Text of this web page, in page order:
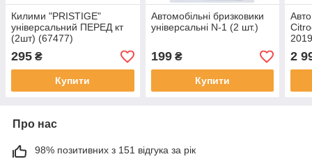
Килими "PRISTIGE"
універсальний ПЕРЕД кт
(2шт) (67477)
295 ₴
Купити
Автомобільні бризковики
універсальні N-1 (2 шт.)
199₴
Купити
2
Про нас
98% позитивних з 151 відгука за рік